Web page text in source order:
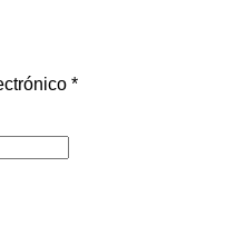
*Obligatorio